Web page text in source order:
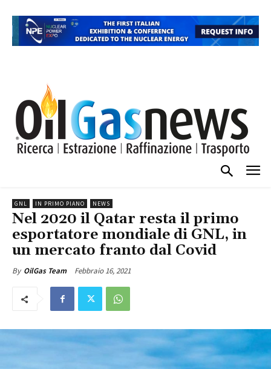
GNL IN PRIMO PIANO NEWS
Nel 2020 il Qatar resta il primo
esportatore mondiale di GNL, in
un mercato franto dal Covid
By OilGas Team Febbraio 16, 2021